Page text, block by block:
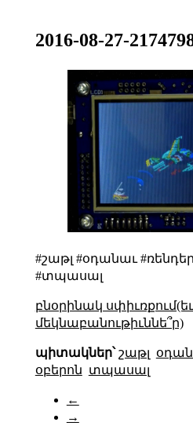
2016-08-27-
#շաթլ #օդանաւ
#տպասալ
բնօրինակ սփիւռքում(եւ
մեկնաբանութիւննե՞ր)
պիտակներ՝ շաթլ
օբերոն տպասալ
←
→